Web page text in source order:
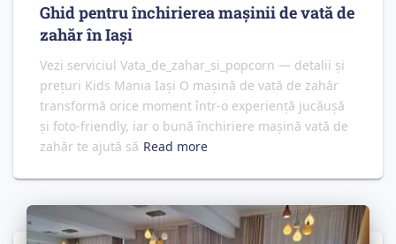
Ghid pentru închirierea mașinii de vată de
zahăr în Iași
Vezi serviciul Vata_de_zahar_si_popcorn — detalii și
prețuri Kids Mania Iași O mașină de vată de zahăr
transformă orice moment într-o experiență jucăușă
și foto‑friendly, iar o bună închiriere mașină vată de
zahăr te ajută să Read more